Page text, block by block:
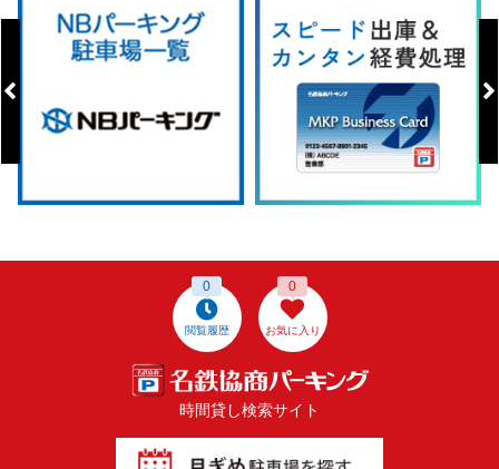
閲覧履歴
0
お気に入り
0
時間貸し検索サイト